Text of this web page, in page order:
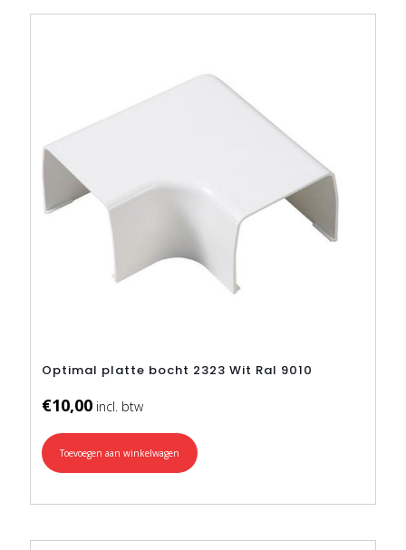
Optimal platte bocht 2323 Wit Ral 9010
€10,00
Toevoegen aan winkelwagen